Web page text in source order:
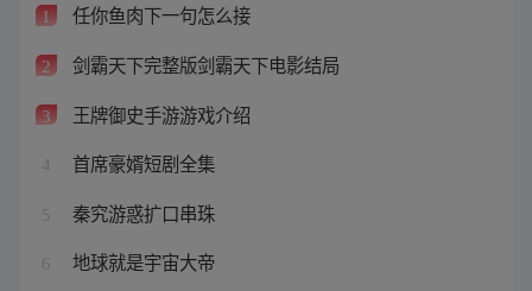
1 任你鱼肉下一句怎么接
2 剑霸天下完整版剑霸天下电影结局
3 王牌御史手游游戏介绍
4 首席豪婿短剧全集
5 秦究游惑扩口串珠
6 地球就是宇宙大帝